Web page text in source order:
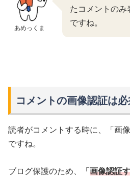
あめっくま
たコメントのみ
ですね。
コメントの画像認証は
読者がコメントする時に、「画
ですね。
ブログ保護のため、 「 画像認証